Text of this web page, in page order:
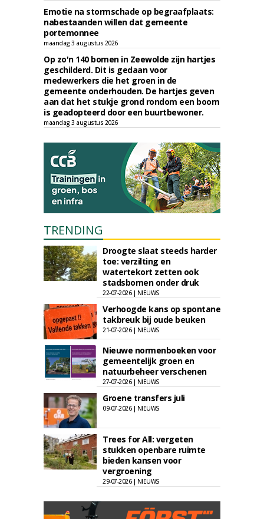
Emotie na stormschade op begraafplaats:
nabestaanden willen dat gemeente
portemonnee
maandag 3 augustus 2026
Op zo'n 140 bomen in Zeewolde zijn hartjes
geschilderd. Dit is gedaan voor
medewerkers die het groen in de
gemeente onderhouden. De hartjes geven
aan dat het stukje grond rondom een boom
is geadopteerd door een buurtbewoner.
maandag 3 augustus 2026
TRENDING
Droogte slaat steeds harder
toe: verzilting en
watertekort zetten ook
stadsbomen onder druk
22-07-2026 | NIEUWS
Verhoogde kans op spontane
takbreuk bij oude beuken
21-07-2026 | NIEUWS
Nieuwe normenboeken voor
gemeentelijk groen en
natuurbeheer verschenen
27-07-2026 | NIEUWS
Groene transfers juli
09-07-2026 | NIEUWS
Trees for All: vergeten
stukken openbare ruimte
bieden kansen voor
vergroening
29-07-2026 | NIEUWS